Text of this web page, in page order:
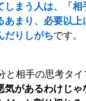
しまう人は、「相
あまり、必要以上
だりしがちです。
と相手の思考タイ
気があるわけじ